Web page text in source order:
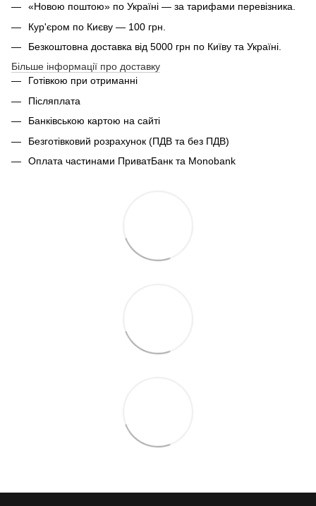
«Новою поштою» по Україні — за тарифами перевізника.
Кур'єром по Києву — 100 грн.
Безкоштовна доставка від 5000 грн по Київу та Україні.
Більше інформації про доставку
Готівкою при отриманні
Післяплата
Банківською картою на сайті
Безготівковий розрахунок (ПДВ та без ПДВ)
Оплата частинами ПриватБанк та Monobank